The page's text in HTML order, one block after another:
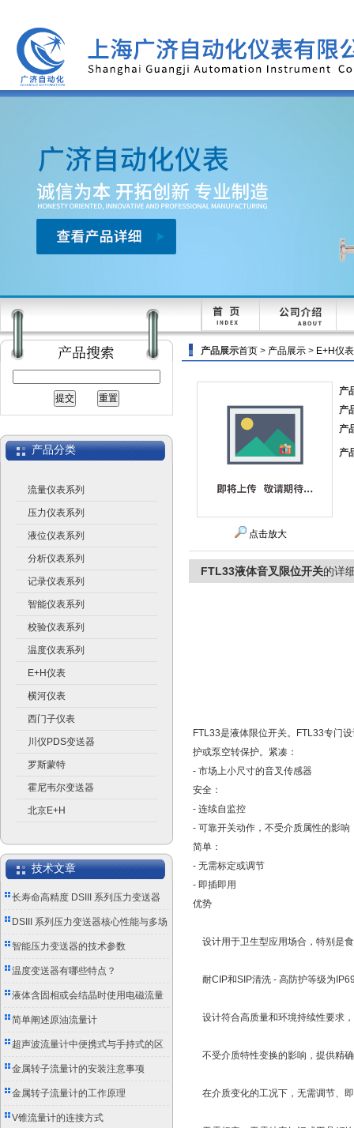
产品分类
流量仪表系列
压力仪表系列
液位仪表系列
分析仪表系列
记录仪表系列
智能仪表系列
校验仪表系列
温度仪表系列
E+H仪表
横河仪表
西门子仪表
川仪PDS变送器
罗斯蒙特
霍尼韦尔变送器
北京E+H
技术文章
长寿命高精度 DSIII 系列压力变送器
成工业测控优选
DSIII 系列压力变送器核心性能与多场
景应用实践
智能压力变送器的技术参数
温度变送器有哪些特点？
液体含固相或会结晶时使用电磁流量
计的注意事项
简单阐述原油流量计
超声波流量计中便携式与手持式的区
别
金属转子流量计的安装注意事项
金属转子流量计的工作原理
V锥流量计的连接方式
产品展示首页 > 产品展示 > E+H仪表
点击放大
产
产
产
产
FTL33液体音叉限位开关的详
FTL33是液体限位开关。FTL33专门
护或泵空转保护。紧凑：
- 市场上小尺寸的音叉传感器
安全：
- 连续自监控
- 可靠开关动作，不受介质属性的影响
简单：
- 无需标定或调节
- 即插即用
优势
设计用于卫生型应用场合，特别是
耐CIP和SIP清洗 - 高防护等级为
设计符合高质量和环境持续性要求
不受介质特性变换的影响，提供精
在介质变化的工况下，无需调节、